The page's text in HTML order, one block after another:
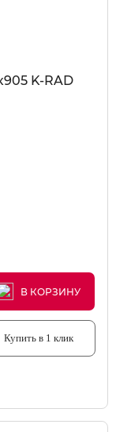
В КОРЗИНУ
В КОРЗИНУ
В КОРЗИНУ
Купить в 1 клик